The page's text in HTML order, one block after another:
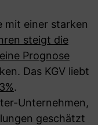
mit einer starken
steigt die
Prognose
Das KGV liebt
.
Unternehmen,
geschätzt